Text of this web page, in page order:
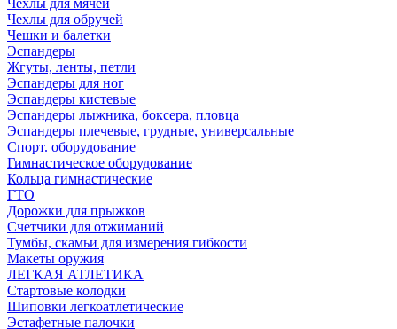
Чехлы для мячей
Чехлы для обручей
Чешки и балетки
Эспандеры
Жгуты, ленты, петли
Эспандеры для ног
Эспандеры кистевые
Эспандеры лыжника, боксера, пловца
Эспандеры плечевые, грудные, универсальные
Спорт. оборудование
Гимнастическое оборудование
Кольца гимнастические
ГТО
Дорожки для прыжков
Счетчики для отжиманий
Тумбы, скамьи для измерения гибкости
Макеты оружия
ЛЕГКАЯ АТЛЕТИКА
Стартовые колодки
Шиповки легкоатлетические
Эстафетные палочки